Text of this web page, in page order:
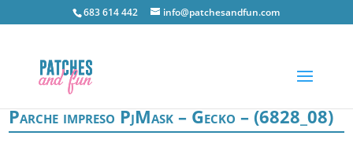
683 614 442 info@patchesandfun.com
Parche impreso PjMask – Gecko – (6828_08)